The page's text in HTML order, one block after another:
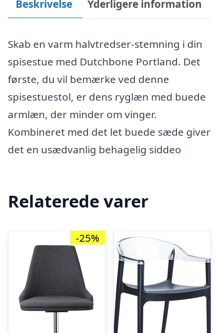
Beskrivelse Yderligere information
Skab en varm halvtredser-stemning i din
spisestue med Dutchbone Portland. Det
første, du vil bemærke ved denne
spisestuestol, er dens ryglæn med buede
armlæn, der minder om vinger.
Kombineret med det let buede sæde giver
det en usædvanlig behagelig siddeo
Relaterede varer
-25%